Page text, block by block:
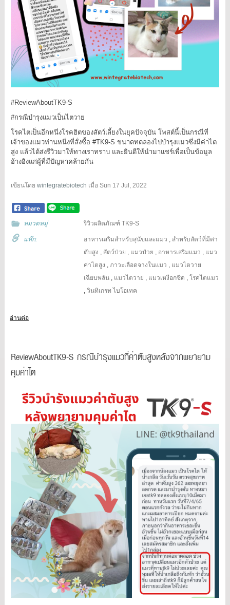
#ReviewAboutTK9-S
#กรณีบำรุงแมวเป็นไตวาย
โรคไตเป็นอีกหนึ่งโรคฮิตของสัตว์เลี้ยงในยุคปัจจุบัน โพสต์นี้เป็นกรณีที่
เจ้าของแมวท่านหนึ่งที่สั่งซื้อ #TK9-S ขนาดทดลองไปบำรุงแมวซึ่งมีค่าไต
สูง แล้วได้ส่งรีวิวมาให้ทางเราทราบ และยินดีให้นำมาแชร์เพื่อเป็นข้อมูล
อ้างอิงแก่ผู้ที่มีปัญหาคล้ายกัน
เขียนโดย wintegratebiotech เมื่อ Sun 17 Jul, 2022
หมวดหมู่ รีวิวผลิตภัณฑ์ TK9-S
แท๊ก: อาหารเสริมสำหรับสุนัขและแมว , สำหรับสัตว์ที่มีค่า
ตับสูง , สัตว์ป่วย , แมวป่วย , อาหารเสริมแมว , แมว
ค่าไตสูง ,ภาวะเลือดจางในแมว , แมวไตวาย
เฉียบพลัน , แมวไตวาย , แมวเหงือกซีด ,โรคไตแมว
,วินทิเกรท ไบโอเทค
อ่านต่อ
ReviewAboutTK9-S กรณีบำรุงแมวที่ค่าตับสูงหลังจากพยายาม
คุมค่าไต